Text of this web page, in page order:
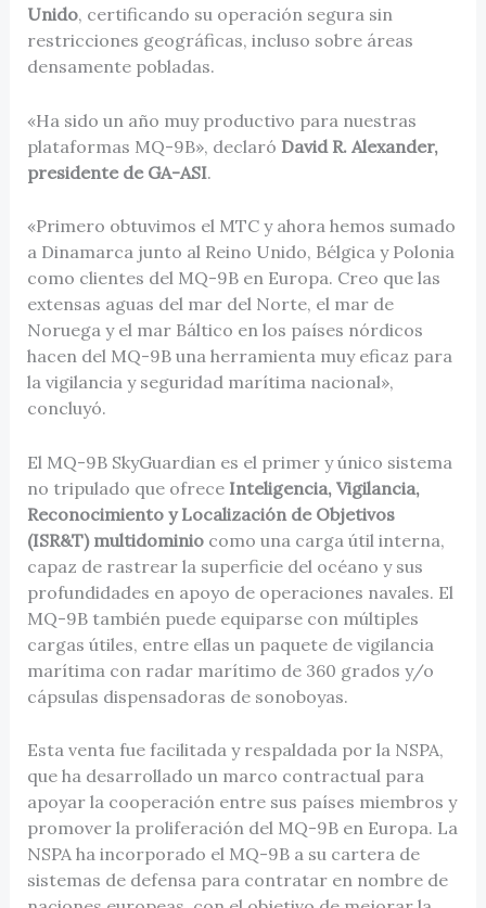
Unido, certificando su operación segura sin
restricciones geográficas, incluso sobre áreas
densamente pobladas.
«Ha sido un año muy productivo para nuestras
plataformas MQ-9B», declaró David R. Alexander,
presidente de GA-ASI.
«Primero obtuvimos el MTC y ahora hemos sumado
a Dinamarca junto al Reino Unido, Bélgica y Polonia
como clientes del MQ-9B en Europa. Creo que las
extensas aguas del mar del Norte, el mar de
Noruega y el mar Báltico en los países nórdicos
hacen del MQ-9B una herramienta muy eficaz para
la vigilancia y seguridad marítima nacional»,
concluyó.
El MQ-9B SkyGuardian es el primer y único sistema
no tripulado que ofrece Inteligencia, Vigilancia,
Reconocimiento y Localización de Objetivos
(ISR&T) multidominiocomo una carga útil interna,
capaz de rastrear la superficie del océano y sus
profundidades en apoyo de operaciones navales. El
MQ-9B también puede equiparse con múltiples
cargas útiles, entre ellas un paquete de vigilancia
marítima con radar marítimo de 360 grados y/o
cápsulas dispensadoras de sonoboyas.
Esta venta fue facilitada y respaldada por la NSPA,
que ha desarrollado un marco contractual para
apoyar la cooperación entre sus países miembros y
promover la proliferación del MQ-9B en Europa. La
NSPA ha incorporado el MQ-9B a su cartera de
sistemas de defensa para contratar en nombre de